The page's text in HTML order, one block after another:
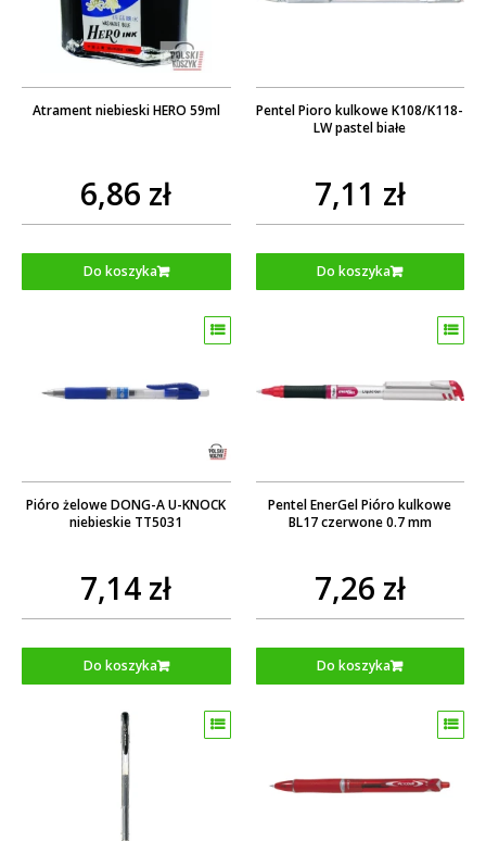
Atrament niebieski HERO 59ml
6,86 zł
Do koszyka
Pentel Pioro kulkowe K108/K118-
LW pastel białe
7,11 zł
Do koszyka
Pióro żelowe DONG-A U-KNOCK
niebieskie TT5031
7,14 zł
Do koszyka
Pentel EnerGel Pióro kulkowe
BL17 czerwone 0.7 mm
7,26 zł
Do koszyka